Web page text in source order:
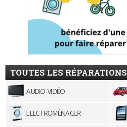
TOUTES LES RÉPARATIONS
AUDIO-VIDÉO
ELECTROMÉNAGER